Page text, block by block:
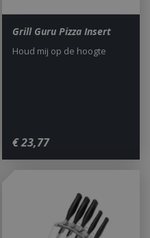
Grill Guru Pizza Insert
€23,77
Houd mij op de hoogte